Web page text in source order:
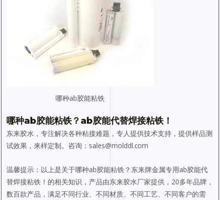
哪种ab胶能粘铁
哪种ab胶能粘铁？ab胶能代替焊接粘铁！
东来胶水，专注解决各种粘接难题，专人提供技术支持，提供样品测
试效果，来样定制。咨询：sales@molddl.com
温馨提示：以上是关于哪种ab胶能粘铁？东来牌金属专用ab胶能代
替焊接粘铁！的相关知识，产品由东来胶水厂家提供，20多年品牌，
数百款产品，满足不同行业、不同材质、不同工艺、不同客户的需